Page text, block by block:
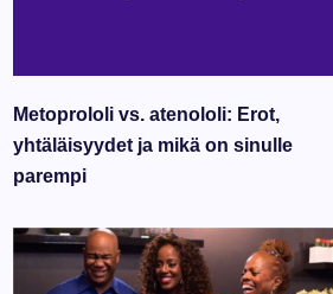
Metoprololi vs. atenololi: Erot,
yhtäläisyydet ja mikä on sinulle
parempi